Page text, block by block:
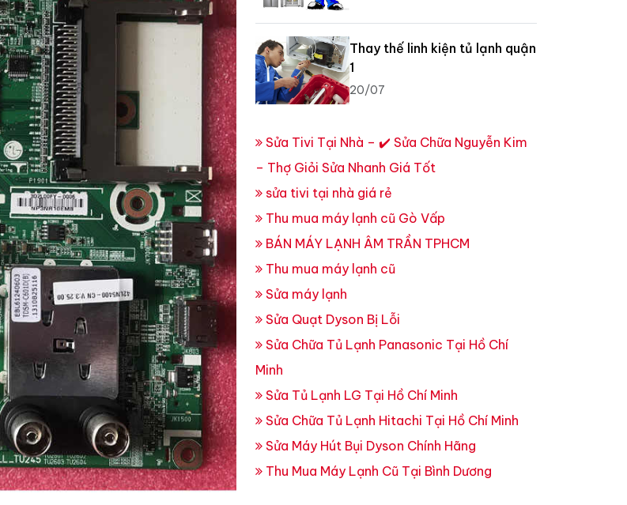
Thay thế linh kiện tủ lạnh quận
1
20/07
Sửa Tivi Tại Nhà – ✔️ Sửa Chữa Nguyễn Kim
– Thợ Giỏi Sửa Nhanh Giá Tốt
sửa tivi tại nhà giá rẻ
Thu mua máy lạnh cũ Gò Vấp
BÁN MÁY LẠNH ÂM TRẦN TPHCM
Thu mua máy lạnh cũ
Sửa máy lạnh
Sửa Quạt Dyson Bị Lỗi
Sửa Chữa Tủ Lạnh Panasonic Tại Hồ Chí
Minh
Sửa Tủ Lạnh LG Tại Hồ Chí Minh
Sửa Chữa Tủ Lạnh Hitachi Tại Hồ Chí Minh
Sửa Máy Hút Bụi Dyson Chính Hãng
Thu Mua Máy Lạnh Cũ Tại Bình Dương